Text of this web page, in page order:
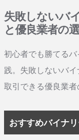
失敗しないバ
と優良業者の
初心者でも勝てる
践。失敗しないバ
取引できる優良業者
おすすめバイナ